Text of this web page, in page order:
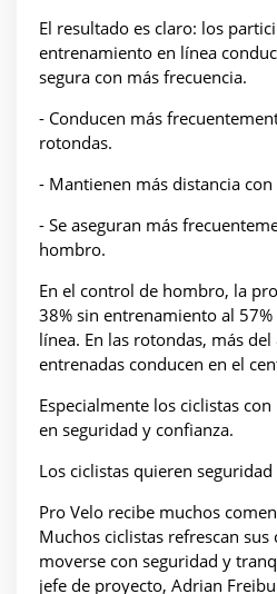
El resultado es claro: los
entrenamiento en línea
segura con más frecuencia.
- Conducen más
rotondas.
- Mantienen más distancia
- Se aseguran más
hombro.
En el control de hombro, la
38% sin entrenamiento al
línea. En las rotondas, más
entrenadas conducen en el
Especialmente los ciclistas
en seguridad y confianza.
Los ciclistas quieren
Pro Velo recibe muchos
Muchos ciclistas refrescan
moverse con seguridad y
jefe de proyecto, Adrian